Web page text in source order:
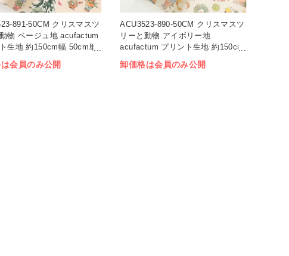
891-50CM クリスマスツ
物 ベージュ地 acufactum
生地 約150cm幅 50cm単
会員のみ公開
ACU3523-890-50CM クリスマスツ
リーと動物 アイボリー地
acufactum プリント生地 約150cm
幅 50cm単位 (枚)
卸価格は会員のみ公開